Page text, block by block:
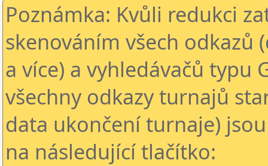
Poznámka: Kvůli redukci
skenováním všech odkazů
a více) a vyhledávačů typu
všechny odkazy turnajů
data ukončení turnaje)
na následující tlačítko: